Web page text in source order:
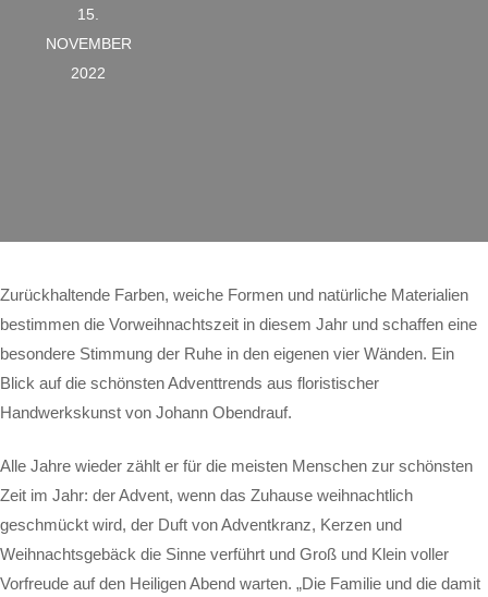
15.
NOVEMBER
2022
Zurückhaltende Farben, weiche Formen und natürliche Materialien
bestimmen die Vorweihnachtszeit in diesem Jahr und schaffen eine
besondere Stimmung der Ruhe in den eigenen vier Wänden. Ein
Blick auf die schönsten Adventtrends aus floristischer
Handwerkskunst von Johann Obendrauf.
Alle Jahre wieder zählt er für die meisten Menschen zur schönsten
Zeit im Jahr: der Advent, wenn das Zuhause weihnachtlich
geschmückt wird, der Duft von Adventkranz, Kerzen und
Weihnachtsgebäck die Sinne verführt und Groß und Klein voller
Vorfreude auf den Heiligen Abend warten. „Die Familie und die damit